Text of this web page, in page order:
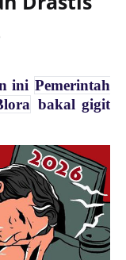
ini Pemerintah
bakal gigit